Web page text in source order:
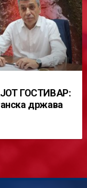
ГОСТИВАР:
држава